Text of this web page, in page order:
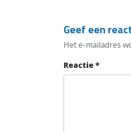
Geef een
Het e-mailadres
Reactie*